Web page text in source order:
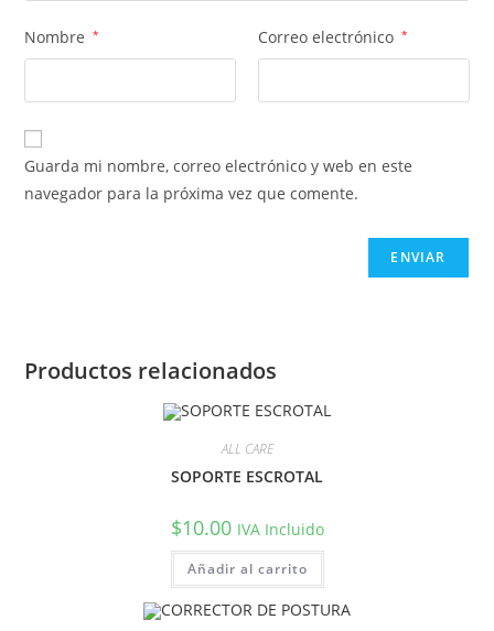
Nombre * Correo electrónico *
Guarda mi nombre, correo electrónico y web en este
navegador para la próxima vez que comente.
Productos relacionados
ALL CARE
SOPORTE ESCROTAL
$10.00 IVA Incluido
Añadir al carrito